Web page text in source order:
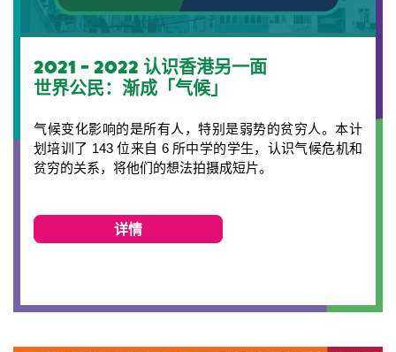
2021 - 2022 认识香港另一面
世界公民：渐成「气候」
气候变化影响的是所有人，特别是弱势的贫穷人。本计
划培训了 143 位来自 6 所中学的学生，认识气候危机和
贫穷的关系，将他们的想法拍摄成短片。
详情